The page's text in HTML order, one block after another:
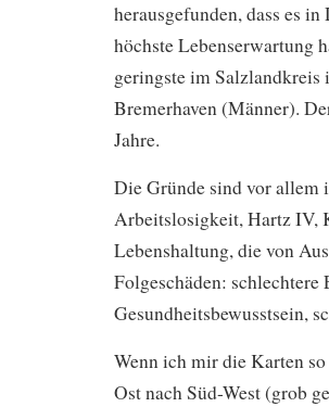
herausgefunden, dass es
höchste Lebenserwartung
geringste im Salzlandkreis
Bremerhaven (Männer).
Jahre.
Die Gründe sind vor
Arbeitslosigkeit, Hartz IV,
Lebenshaltung, die von
Folgeschäden: schlechtere
Gesundheitsbewusstsein,
Wenn ich mir die Karten
Ost nach Süd-West (grob